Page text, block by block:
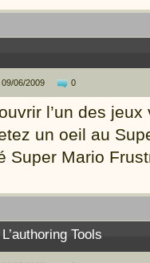
09/06/2009 0
l’un des
un oeil au
Super Mario
Tools